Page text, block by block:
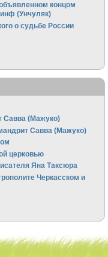
концом
(Унчуляк)
о судьбе России
Савва (Мажуко)
Савва (Мажуко)
церковью
Яна Таксюра
Черкасском и